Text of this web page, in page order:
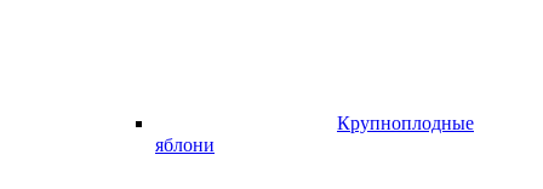
Крупноплодные
яблони